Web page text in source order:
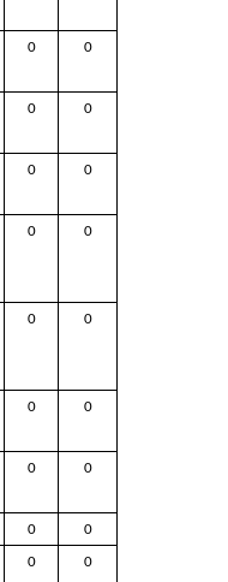
0 0
0 0
0 0
0 0
0 0
0 0
0 0
0 0
0 0